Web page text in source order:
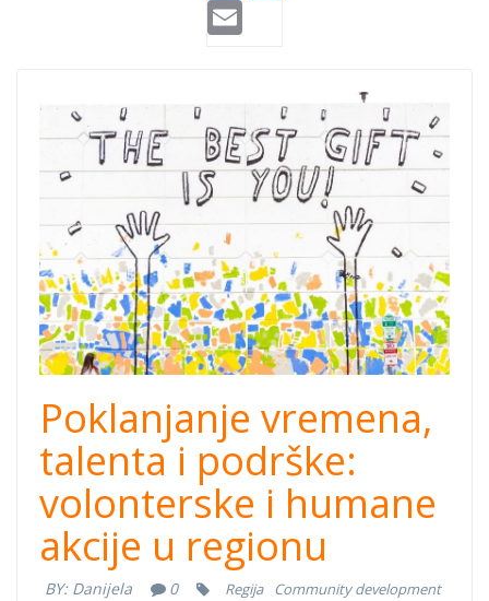
volontiranje-
volonteri.jpg
Poklanjanje vremena,
talenta i podrške:
volonterske i humane
akcije u regionu
BY: Danijela 0 Regija Community development